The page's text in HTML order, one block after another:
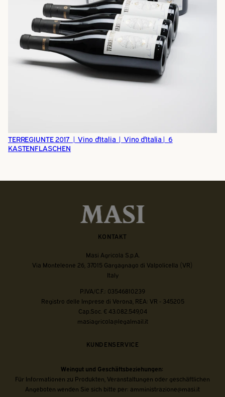
TERREGIUNTE 2017 | Vino d'Italia | Vino d'Italia| 6
KASTENFLASCHEN
KONTAKT
Masi Agricola S.p.A.
Via Monteleone 26, 37015 Gargagnago di Valpolicella (VR)
Italy
P.IVA/C.F.: 03546810239
Registro delle Imprese di Verona, REA: VR - 345205
Cap.Soc. € 43.082.549,04
masiagricola@legalmail.it
KUNDENSERVICE
Weingut und Geschäftsbeziehungen:
Für Informationen zu Produkten, Veranstaltungen oder geschäftlichen
Angeboten wenden Sie sich bitte per: amministrazione@masi.it